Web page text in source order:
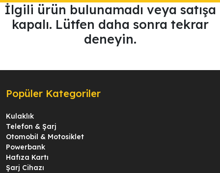
İlgili ürün bulunamadı veya satışa
kapalı. Lütfen daha sonra tekrar
deneyin.
Popüler Kategoriler
Kulaklık
Telefon & Şarj
Otomobil & Motosiklet
Powerbank
Hafıza Kartı
Şarj Cihazı